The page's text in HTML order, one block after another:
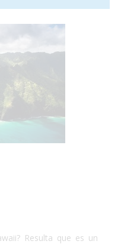
para personas con
de que
Resulta que es un